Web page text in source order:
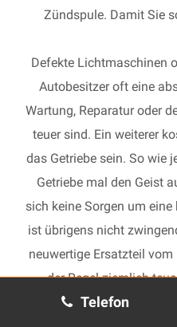
Telefon
Zündspule. Damit Sie
Defekte Lichtmaschinen
Autobesitzer oft eine
Wartung, Reparatur oder
teuer sind. Ein weiterer
das Getriebe sein. So wie
Getriebe mal den Geist
sich keine Sorgen um
ist übrigens nicht
neuwertige Ersatzteil
der Regel ziemlich
Ersatzteilen kann jedes